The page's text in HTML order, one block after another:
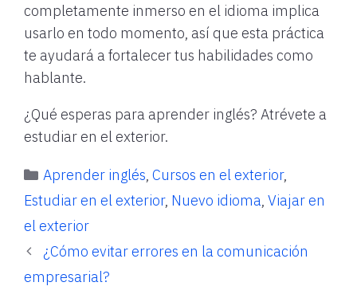
completamente inmerso en el idioma implica
usarlo en todo momento, así que esta práctica
te ayudará a fortalecer tus habilidades como
hablante.
¿Qué esperas para aprender inglés? Atrévete a
estudiar en el exterior.
Categorías
Aprender inglés, Cursos en el exterior,
Estudiar en el exterior, Nuevo idioma, Viajar en
el exterior
¿Cómo evitar errores en la comunicación
empresarial?